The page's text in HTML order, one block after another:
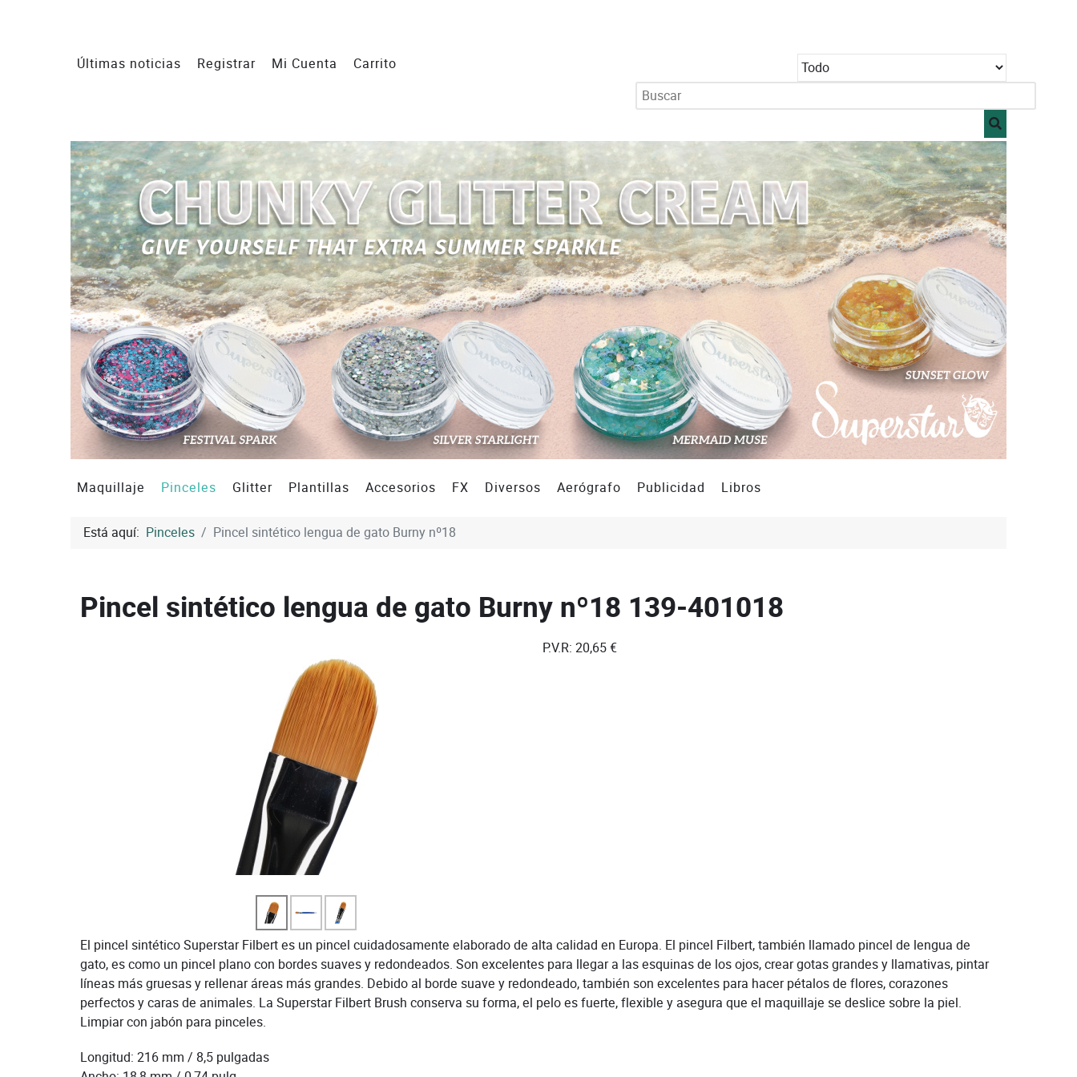
Últimas noticias Registrar Mi Cuenta Carrito
Maquillaje Pinceles Glitter Plantillas Accesorios FX Diversos Aerógrafo Publicidad Libros
Está aquí: Pinceles Pincel sintético lengua de gato Burny nº18
Pincel sintético lengua de gato Burny nº18 139-401018
P.V.R: 20,65 €
El pincel sintético Superstar Filbert es un pincel cuidadosamente elaborado de alta calidad en Europa. El pincel Filbert, también llamado pincel de lengua de
gato, es como un pincel plano con bordes suaves y redondeados. Son excelentes para llegar a las esquinas de los ojos, crear gotas grandes y llamativas, pintar
líneas más gruesas y rellenar áreas más grandes. Debido al borde suave y redondeado, también son excelentes para hacer pétalos de flores, corazones
perfectos y caras de animales. La Superstar Filbert Brush conserva su forma, el pelo es fuerte, flexible y asegura que el maquillaje se deslice sobre la piel.
Limpiar con jabón para pinceles.
Longitud: 216 mm / 8,5 pulgadas